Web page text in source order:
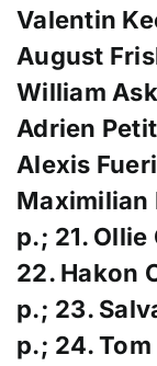
Valentin
August
William
Adrien Petit
Alexis
Maximilian
p.; 21. Ollie
22. Hakon
p.; 23.
p.; 24.